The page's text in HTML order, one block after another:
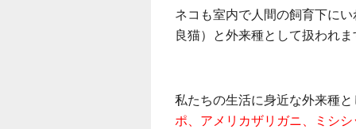
ネコも室内で人間の飼育下に
良猫）と外来種として扱われま
私たちの生活に身近な外来種
ポ、アメリカザリガニ、ミシ